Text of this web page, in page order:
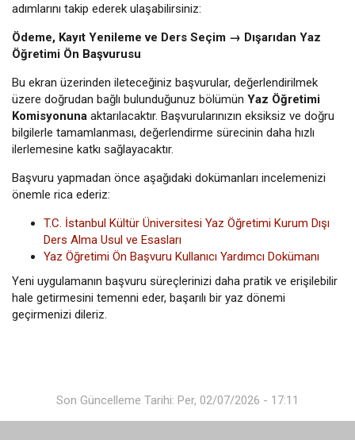
adımlarını takip ederek ulaşabilirsiniz:
Ödeme, Kayıt Yenileme ve Ders Seçim → Dışarıdan Yaz
Öğretimi Ön Başvurusu
Bu ekran üzerinden ileteceğiniz başvurular, değerlendirilmek
üzere doğrudan bağlı bulunduğunuz bölümün Yaz Öğretimi
Komisyonuna aktarılacaktır. Başvurularınızın eksiksiz ve doğru
bilgilerle tamamlanması, değerlendirme sürecinin daha hızlı
ilerlemesine katkı sağlayacaktır.
Başvuru yapmadan önce aşağıdaki dokümanları incelemenizi
önemle rica ederiz:
T.C. İstanbul Kültür Üniversitesi Yaz Öğretimi Kurum Dışı
Ders Alma Usul ve Esasları
Yaz Öğretimi Ön Başvuru Kullanıcı Yardımcı Dokümanı
Yeni uygulamanın başvuru süreçlerinizi daha pratik ve erişilebilir
hale getirmesini temenni eder, başarılı bir yaz dönemi
geçirmenizi dileriz.
Son Güncelleme Tarihi: Per, 02/07/2026 - 17:11